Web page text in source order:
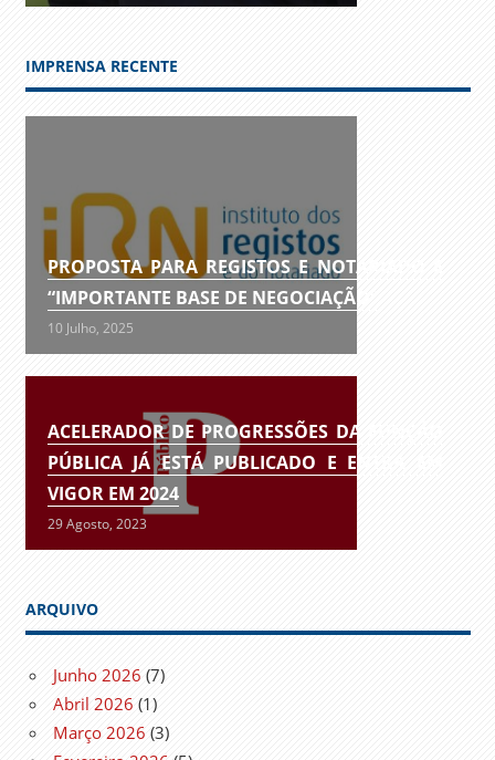
IMPRENSA RECENTE
PROPOSTA PARA REGISTOS E NOTARIADO É
“IMPORTANTE BASE DE NEGOCIAÇÃO”
10 Julho, 2025
ACELERADOR DE PROGRESSÕES DA FUNÇÃO
PÚBLICA JÁ ESTÁ PUBLICADO E ENTRA EM
VIGOR EM 2024
29 Agosto, 2023
ARQUIVO
Junho 2026 (7)
Abril 2026 (1)
Março 2026 (3)